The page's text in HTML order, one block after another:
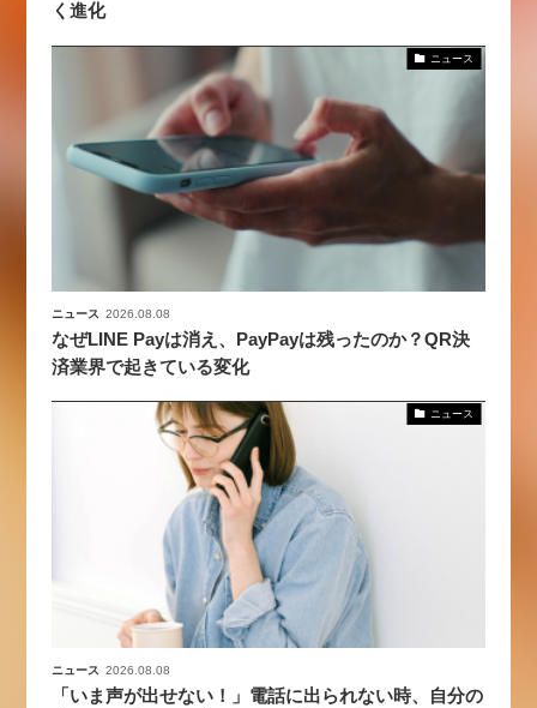
く進化
ニュース
ニュース 2026.08.08
なぜLINE Payは消え、PayPayは残ったのか？QR決
済業界で起きている変化
ニュース
ニュース 2026.08.08
「いま声が出せない！」電話に出られない時、自分の